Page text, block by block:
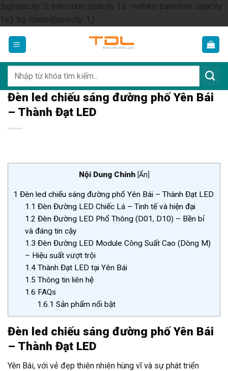
.bg{opacity: 0; transition: opacity 1s; -webkit-transition: opacity
1s;} .bg-loaded{opacity: 1;}Skip
content
kiếm:
Đèn led chiếu sáng đường phố Yên Bái
– Thành Đạt LED
Nội Dung Chính [Ẩn]
1 Đèn led chiếu sáng đường phố Yên Bái – Thành Đạt LED
1.1 Đèn Đường LED Chiếc Lá – Tinh tế và hiện đại
1.2 Đèn Đường LED Phổ Thông (D01, D10) – Bền bỉ
và đáng tin cậy
1.3 Đèn Đường LED Module Công Suất Cao (Dòng M)
– Hiệu suất vượt trội
1.4 Thành Đạt LED tại Yên Bái
1.5 Thông tin liên hệ
1.6 FAQs
1.6.1 Sản phẩm nổi bật
Đèn led chiếu sáng đường phố Yên Bái
– Thành Đạt LED
Yên Bái, với vẻ đẹp thiên nhiên hùng vĩ và sự phát triển